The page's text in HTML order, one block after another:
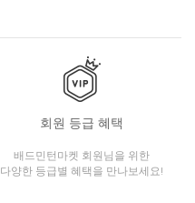
회원 등급 혜택
배드민턴마켓 회원님을 위한
다양한 등급별 혜택을 만나보세요!